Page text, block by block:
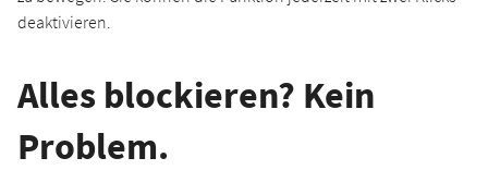
deaktivieren.
Alles blockieren? Kein
Problem.